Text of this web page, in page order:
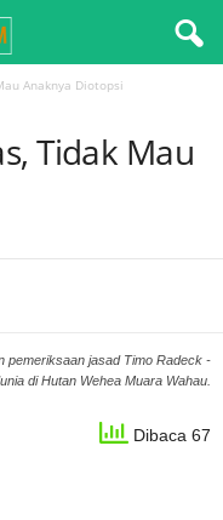
Anaknya Diotopsi
Tidak Mau
pemeriksaan jasad Timo Radeck -
di Hutan Wehea Muara Wahau.
Dibaca 67